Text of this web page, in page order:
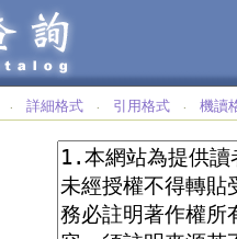
‧ 詳細格式 ‧ 引用格式 ‧ 機讀